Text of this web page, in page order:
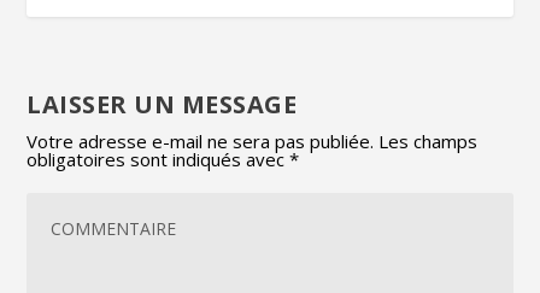
LAISSER UN MESSAGE
Votre adresse e-mail ne sera pas publiée. Les champs
obligatoires sont indiqués avec*